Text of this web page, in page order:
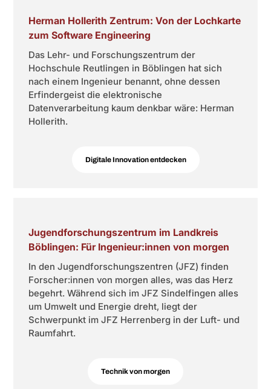
Herman Hollerith Zentrum: Von der Lochkarte
zum Software Engineering
Das Lehr- und Forschungszentrum der
Hochschule Reutlingen in Böblingen hat sich
nach einem Ingenieur benannt, ohne dessen
Erfindergeist die elektronische
Datenverarbeitung kaum denkbar wäre: Herman
Hollerith.
Digitale Innovation entdecken
Jugendforschungszentrum im Landkreis
Böblingen: Für Ingenieur:innen von morgen
In den Jugendforschungszentren (JFZ) finden
Forscher:innen von morgen alles, was das Herz
begehrt. Während sich im JFZ Sindelfingen alles
um Umwelt und Energie dreht, liegt der
Schwerpunkt im JFZ Herrenberg in der Luft- und
Raumfahrt.
Technik von morgen